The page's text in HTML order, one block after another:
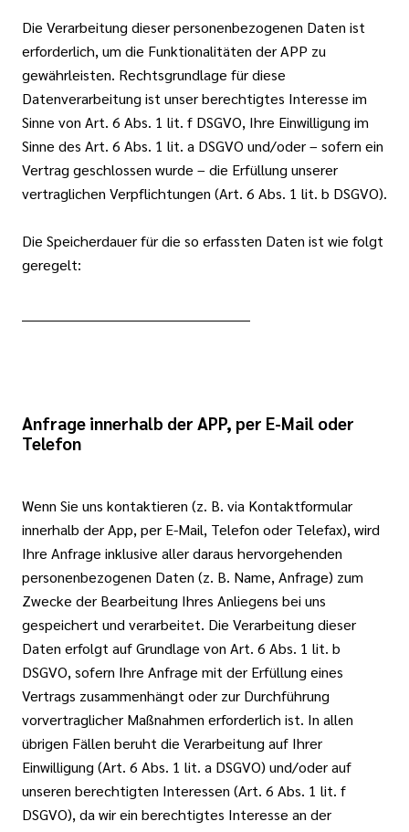
Die Verarbeitung dieser personenbezogenen Daten ist
erforderlich, um die Funktionalitäten der APP zu
gewährleisten. Rechtsgrundlage für diese
Datenverarbeitung ist unser berechtigtes Interesse im
Sinne von Art. 6 Abs. 1 lit. f DSGVO, Ihre Einwilligung im
Sinne des Art. 6 Abs. 1 lit. a DSGVO und/oder – sofern ein
Vertrag geschlossen wurde – die Erfüllung unserer
vertraglichen Verpflichtungen (Art. 6 Abs. 1 lit. b DSGVO).
Die Speicherdauer für die so erfassten Daten ist wie folgt
geregelt:
Anfrage innerhalb der APP, per E-Mail oder
Telefon
Wenn Sie uns kontaktieren (z. B. via Kontaktformular
innerhalb der App, per E-Mail, Telefon oder Telefax), wird
Ihre Anfrage inklusive aller daraus hervorgehenden
personenbezogenen Daten (z. B. Name, Anfrage) zum
Zwecke der Bearbeitung Ihres Anliegens bei uns
gespeichert und verarbeitet. Die Verarbeitung dieser
Daten erfolgt auf Grundlage von Art. 6 Abs. 1 lit. b
DSGVO, sofern Ihre Anfrage mit der Erfüllung eines
Vertrags zusammenhängt oder zur Durchführung
vorvertraglicher Maßnahmen erforderlich ist. In allen
übrigen Fällen beruht die Verarbeitung auf Ihrer
Einwilligung (Art. 6 Abs. 1 lit. a DSGVO) und/oder auf
unseren berechtigten Interessen (Art. 6 Abs. 1 lit. f
DSGVO), da wir ein berechtigtes Interesse an der